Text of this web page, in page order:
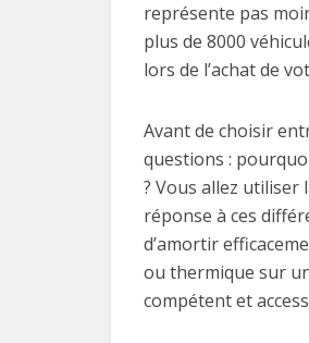
représente pas
plus de 8000
lors de l’achat de
Avant de choisir
questions :
? Vous allez utiliser
réponse à ces
d’amortir
ou thermique sur
compétent et